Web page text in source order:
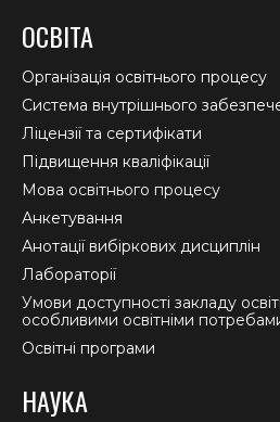
opens
in
new
window
opens
in
new
window
in
new
window
ОСВІТА
Організація освітнього процесу
Система внутрішнього
Ліцензії та сертифікати
Підвищення кваліфікації
Мова освітнього процесу
Анкетування
Анотації вибіркових дисциплін
Лабораторії
Умови доступності закладу
особливими освітніми
Освітні програми
НАУКА